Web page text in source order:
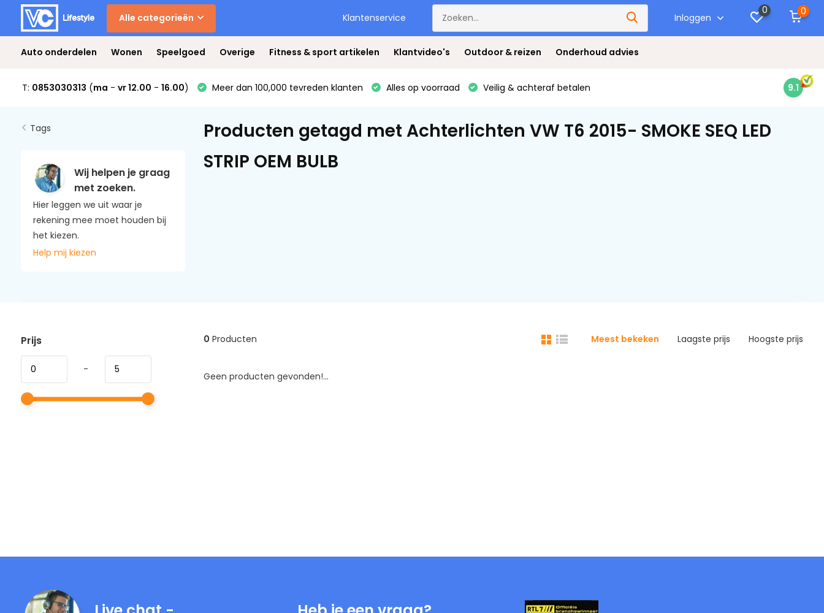
Alle categorieën Klantenservice Inloggen
0 0
Auto onderdelen Wonen Speelgoed Overige Fitness & sport artikelen Klantvideo's Outdoor & reizen Onderhoud advies
T: 0853030313 (ma - vr 12.00 - 16.00) Meer dan 100,000 tevreden klanten Alles op voorraad Veilig & achteraf betalen 9.1
Tags
Wij helpen je graag
met zoeken.
Hier leggen we uit waar je
rekening mee moet houden bij
het kiezen.
Help mij kiezen
Producten getagd met Achterlichten VW T6 2015- SMOKE SEQ LED
STRIP OEM BULB
Prijs
-
0 Producten Meest bekeken Laagste prijs Hoogste prijs
Geen producten gevonden!...